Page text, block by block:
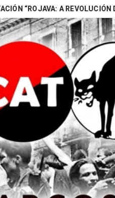
A REVOLUCIÓN DAS
Search